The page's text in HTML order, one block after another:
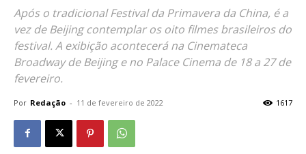
Após o tradicional Festival da Primavera da China, é a
vez de Beijing contemplar os oito filmes brasileiros do
festival. A exibição acontecerá na Cinemateca
Broadway de Beijing e no Palace Cinema de 18 a 27 de
fevereiro.
Por Redação - 11 de fevereiro de 2022 1617